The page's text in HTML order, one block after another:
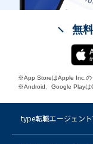
無
※App StoreはApple Inc.の
※Android、Google Playは
type転職エージェン